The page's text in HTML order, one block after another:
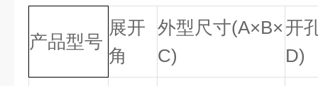
产品型号
展开
角
外型尺寸(A×B×
C)
开
D)